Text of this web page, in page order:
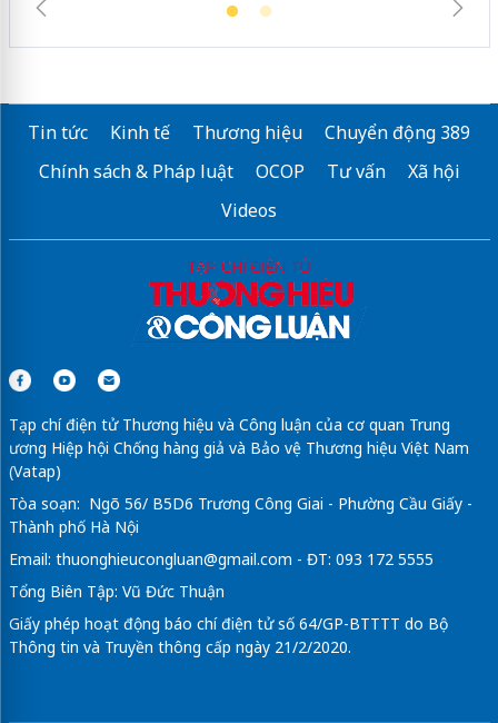
Tin tức Kinh tế Thương hiệu
Chuyển động 389
Chính sách & Pháp luật
OCOP Tư vấn
Xã hội
Videos
Tạp chí điện tử Thương hiệu và Công luận của cơ quan Trung
ương Hiệp hội Chống hàng giả và Bảo vệ Thương hiệu Việt Nam
(Vatap)
Tòa soạn: Ngõ 56/ B5D6 Trương Công Giai - Phường Cầu Giấy -
Thành phố Hà Nội
Email: thuonghieucongluan@gmail.com - ĐT: 093 172 5555
Tổng Biên Tập: Vũ Đức Thuận
Giấy phép hoạt động báo chí điện tử số 64/GP-BTTTT do Bộ
Thông tin và Truyền thông cấp ngày 21/2/2020.